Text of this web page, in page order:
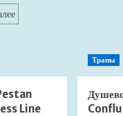
13701231
(Лучшая
Line
Трапы